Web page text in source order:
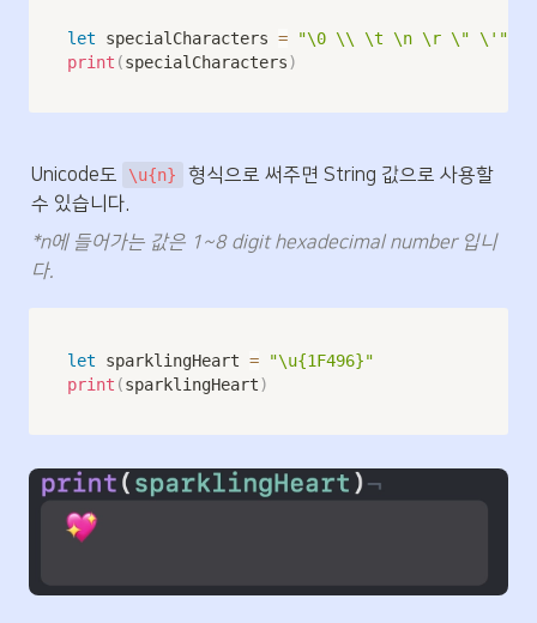
let specialCharacters =
"\0 \\ \t \n \r \" \'"
print (specialCharacters)
Unicode도 \u{n}
형식으로 써주면 String 값으로 사용할
수 있습니다.
*n에 들어가는 값은 1~8 digit hexadecimal number 입니
다.
let sparklingHeart =
"\u{1F496}"
print (sparklingHeart)